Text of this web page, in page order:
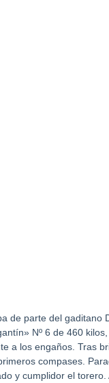
de parte del
Nº 6 de 460
a los engaños. Tras
compases.
y cumplidor el